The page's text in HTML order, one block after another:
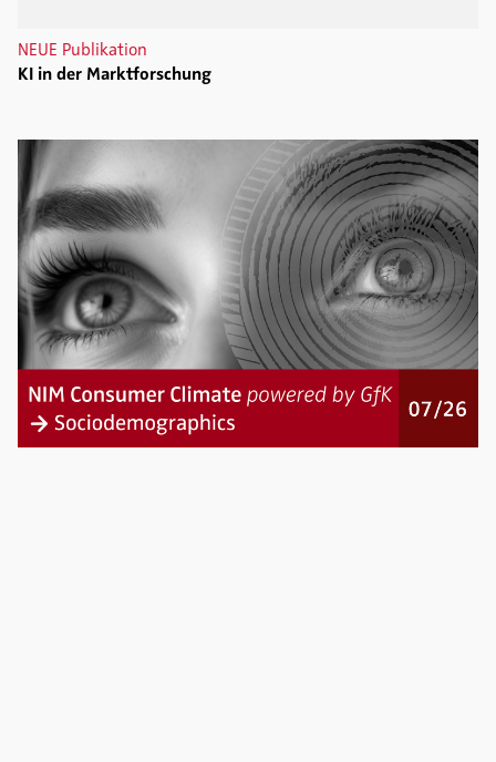
NEUE Publikation
KI in der Marktforschung